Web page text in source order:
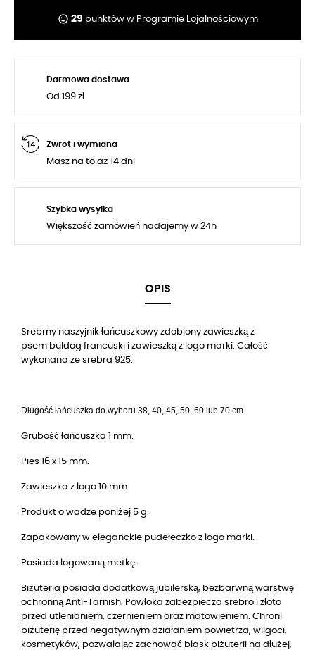
tag_faces 29 punktów w Programie Lojalnościowym
Darmowa dostawa
Od 199 zł
Zwrot i wymiana
Masz na to aż 14 dni
Szybka wysyłka
Większość zamówień nadajemy w 24h
OPIS
Srebrny naszyjnik łańcuszkowy zdobiony zawieszką z
psem buldog francuski i zawieszką z logo marki. Całość
wykonana ze srebra 925.
Długość łańcuszka do wyboru 38, 40, 45, 50, 60 lub 70 cm
Grubość łańcuszka 1 mm.
Pies 16 x 15 mm.
Zawieszka z logo 10 mm.
Produkt o wadze poniżej 5 g.
Zapakowany w eleganckie pudełeczko z logo marki.
Posiada logowaną metkę.
Biżuteria posiada dodatkową jubilerską, bezbarwną warstwę
ochronną Anti-Tarnish. Powłoka zabezpiecza srebro i złoto
przed utlenianiem, czernieniem oraz matowieniem. Chroni
biżuterię przed negatywnym działaniem powietrza, wilgoci,
kosmetyków, pozwalając zachować blask biżuterii na dłużej,